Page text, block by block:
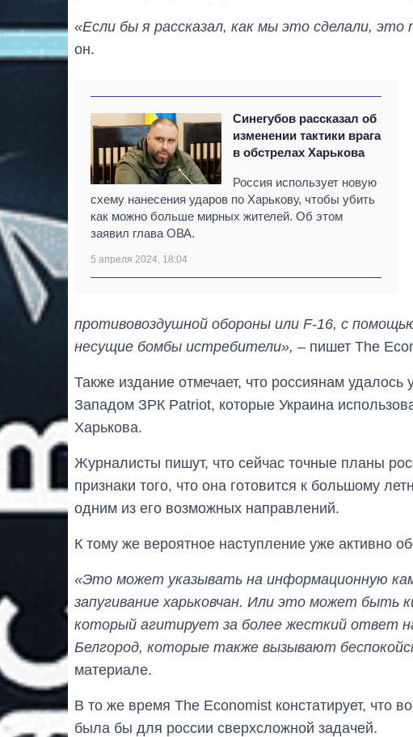
«Если бы я рассказал, как мы это сделали,
он.
Синегубов рассказал об
изменении тактики врага
в обстрелах Харькова
Россия использует новую
схему нанесения ударов по Харькову, чтобы убить
как можно больше мирных жителей. Об этом
заявил глава ОВА.
5 апреля 2024, 18:04
противовоздушной обороны или F-16, с
несущие бомбы истребители», – пишет The
Также издание отмечает, что россиянам
Западом ЗРК Patriot, которые Украина
Харькова.
Журналисты пишут, что сейчас точные планы
признаки того, что она готовится к большому
одним из его возможных направлений.
К тому же вероятное наступление уже активно
«Это может указывать на информационную
запугивание харьковчан. Или это может быть
который агитирует за более жесткий ответ
Белгород, которые также вызывают
материале.
В то же время The Economist констатирует, что
была бы для россии сверхсложной задачей.